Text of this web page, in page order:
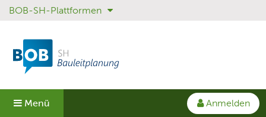
Sprungmenü
Direkt
Hauptnavigation
springen
Direkt
Inhalt
springen
BOB-SH-Plattformen
Menü
Anmelden